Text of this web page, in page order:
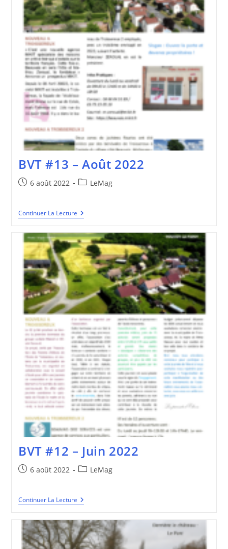
BVT #13 – Août 2022
Publication
6 août 2022
PostLeMag
Continuer La LectureBVT
#13
Août
2022
BVT #12 – Juin 2022
Publication
6 août 2022
PostLeMag
Continuer La LectureBVT
#12
Juin
2022